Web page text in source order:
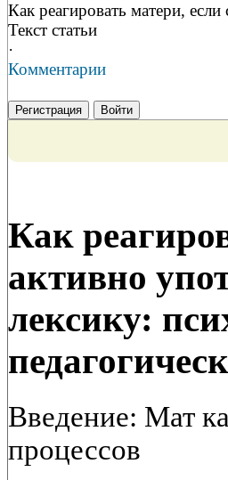
Как реагировать матери,
Текст статьи
·
Комментарии
Регистрация Войти
Как
активно
лексику:
Введение: Мат
процессов